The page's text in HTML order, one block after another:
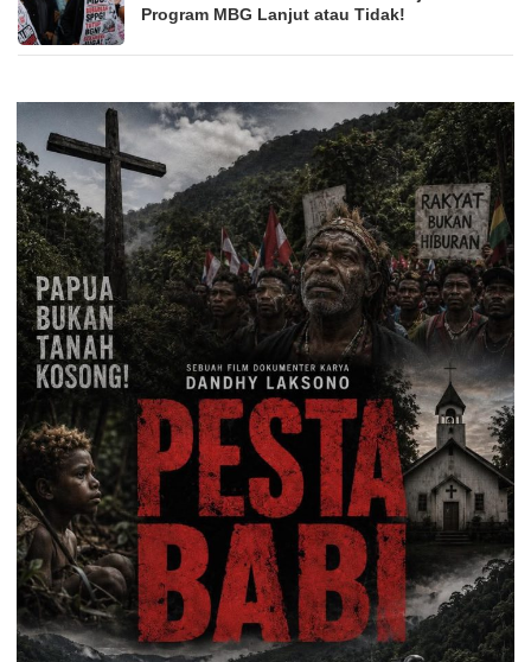
Program MBG Lanjut atau Tidak!